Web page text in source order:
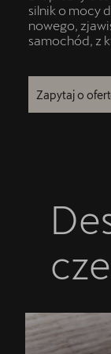
silnik o mocy
nowego,
samochód, z
Zapytaj o